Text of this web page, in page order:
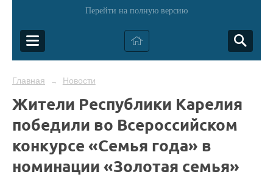
Перейти на полную версию
Главная → Новости
Жители Республики Карелия
победили во Всероссийском
конкурсе «Семья года» в
номинации «Золотая семья»